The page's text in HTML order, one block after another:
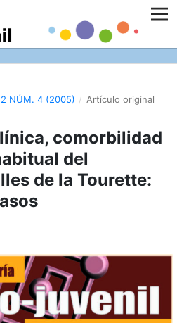
NÚM. 4 (2005) / Artículo original
comorbilidad
del
de la Tourette: